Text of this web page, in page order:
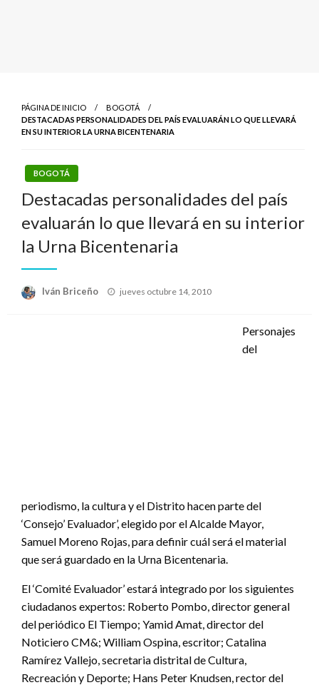
PÁGINA DE INICIO
BOGOTÁ
DESTACADAS PERSONALIDADES DEL PAÍS EVALUARÁN LO QUE LLEVARÁ
EN SU INTERIOR LA URNA BICENTENARIA
BOGOTÁ
Destacadas personalidades del país
evaluarán lo que llevará en su interior
la Urna Bicentenaria
Iván Briceño
Publicado
jueves octubre 14, 2010
Personajes
del
periodismo, la cultura y el Distrito hacen parte del
‘Consejo’ Evaluador’, elegido por el Alcalde Mayor,
Samuel Moreno Rojas, para definir cuál será el material
que será guardado en la Urna Bicentenaria.
El ‘Comité Evaluador’ estará integrado por los siguientes
ciudadanos expertos: Roberto Pombo, director general
del periódico El Tiempo; Yamid Amat, director del
Noticiero CM&; William Ospina, escritor; Catalina
Ramírez Vallejo, secretaria distrital de Cultura,
Recreación y Deporte; Hans Peter Knudsen, rector del